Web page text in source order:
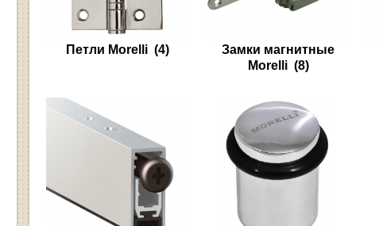
Петли Morelli (4)
Замки магнитные
Morelli(8)